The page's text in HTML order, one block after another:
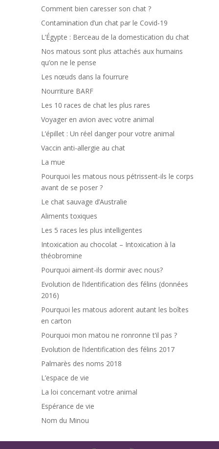
Comment bien caresser son chat ?
Contamination d’un chat par le Covid-19
L’Égypte : Berceau de la domestication du chat
Nos matous sont plus attachés aux humains
qu’on ne le pense
Les nœuds dans la fourrure
Nourriture BARF
Les 10 races de chat les plus rares
Voyager en avion avec votre animal
L’épillet : Un réel danger pour votre animal
Vaccin anti-allergie au chat
La mue
Pourquoi les matous nous pétrissent-ils le corps
avant de se poser ?
Le chat sauvage d’Australie
Aliments toxiques
Les 5 races les plus intelligentes
Intoxication au chocolat – Intoxication à la
théobromine
Pourquoi aiment-ils dormir avec nous?
Evolution de l’identification des félins (données
2016)
Pourquoi les matous adorent autant les boîtes
en carton
Pourquoi mon matou ne ronronne t’il pas ?
Evolution de l’identification des félins 2017
Palmarès des noms 2018
L’espace de vie
La loi concernant votre animal
Espérance de vie
Nom du Minou